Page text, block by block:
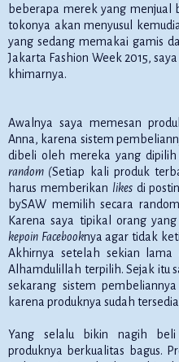
beberapa merek yang menjual
tokonya akan menyusul
yang sedang memakai gamis
Jakarta Fashion Week 2015,
khimarnya.
Awalnya saya memesan
Anna, karena sistem
dibeli oleh mereka yang dipilih
random (Setiap kali produk
harus memberikan likesdi
bySAW memilih secara
Karena saya tipikal orang
kepoin Facebooknya agar tidak
Akhirnya setelah sekian lama
Alhamdulillah terpilih. Sejak itu
sekarang sistem
karena produknya sudah
Yang selalu bikin nagih beli
produknya berkualitas bagus.